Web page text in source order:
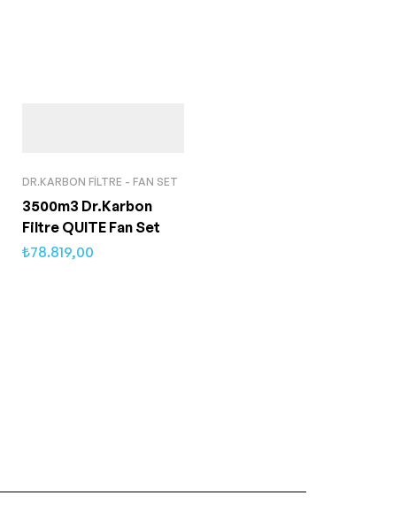
DR.KARBON FILTRE - FAN SET
3500m3 Dr.Karbon
Filtre QUITE Fan Set
₺78.819,00